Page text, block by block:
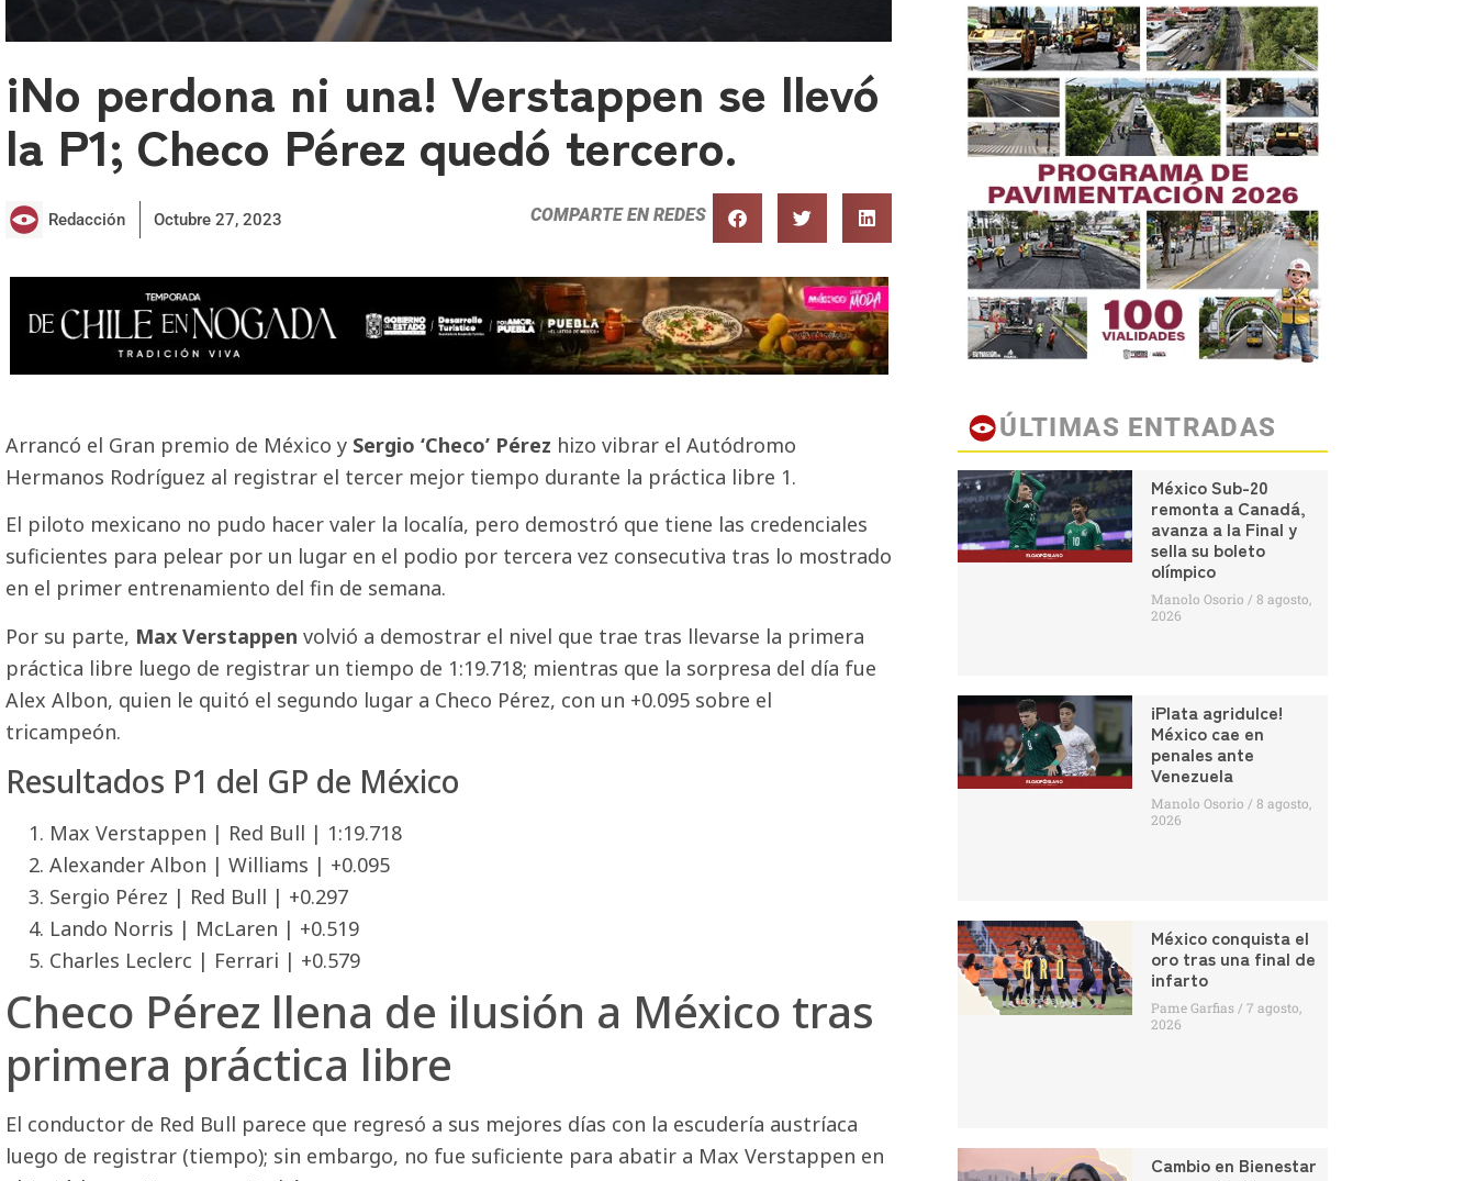
¡No perdona ni una! Verstappen se llevó
la P1; Checo Pérez quedó tercero.
Redacción Octubre 27, 2023 COMPARTE EN REDES
Arrancó el Gran premio de México y Sergio ‘Checo’ Pérez hizo vibrar el Autódromo
Hermanos Rodríguez al registrar el tercer mejor tiempo durante la práctica libre 1.
El piloto mexicano no pudo hacer valer la localía, pero demostró que tiene las credenciales
suficientes para pelear por un lugar en el podio por tercera vez consecutiva tras lo mostrado
en el primer entrenamiento del fin de semana.
Por su parte, Max Verstappen volvió a demostrar el nivel que trae tras llevarse la primera
práctica libre luego de registrar un tiempo de 1:19.718; mientras que la sorpresa del día fue
Alex Albon, quien le quitó el segundo lugar a Checo Pérez, con un +0.095 sobre el
tricampeón.
Resultados P1 del GP de México
Max Verstappen | Red Bull | 1:19.718
Alexander Albon | Williams | +0.095
Sergio Pérez | Red Bull | +0.297
Lando Norris | McLaren | +0.519
Charles Leclerc | Ferrari | +0.579
Checo Pérez llena de ilusión a México tras
primera práctica libre
El conductor de Red Bull parece que regresó a sus mejores días con la escudería austríaca
luego de registrar (tiempo); sin embargo, no fue suficiente para abatir a Max Verstappen en
ÚLTIMAS ENTRADAS
México Sub-20
remonta a Canadá,
avanza a la Final y
sella su boleto
olímpico
Manolo Osorio
8 agosto,
2026
¡Plata agridulce!
México cae en
penales ante
Venezuela
Manolo Osorio
8 agosto,
2026
México conquista el
oro tras una final de
infarto
Pame Garfias
7 agosto,
2026
Cambio en Bienestar